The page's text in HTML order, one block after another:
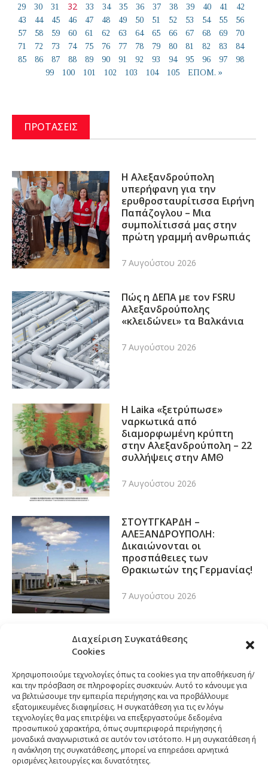
Διαχείριση Συγκατάθεσης
Cookies
Χρησιμοποιούμε τεχνολογίες όπως τα cookies για την αποθήκευση ή/
και την πρόσβαση σε πληροφορίες συσκευών. Αυτό το κάνουμε για
να βελτιώσουμε την εμπειρία περιήγησης και να προβάλλουμε
εξατομικευμένες διαφημίσεις. Η συγκατάθεση για τις εν λόγω
τεχνολογίες θα μας επιτρέψει να επεξεργαστούμε δεδομένα
προσωπικού χαρακτήρα, όπως συμπεριφορά περιήγησης ή
μοναδικά αναγνωριστικά σε αυτόν τον ιστότοπο. Η μη συγκατάθεση ή
η ανάκληση της συγκατάθεσης, μπορεί να επηρεάσει αρνητικά
ορισμένες λειτουργίες και δυνατότητες.
29
30 31 32 33 34 35 36 37 38 39 40 41
42
43
44 45 46 47 48 49 50 51 52 53 54 55
56
57
58 59 60 61 62 63 64 65 66 67 68 69
70
71
72 73 74 75 76 77 78 79 80 81 82 83
84
85
86 87 88 89 90 91 92 93 94 95 96 97
98
99
100 101 102 103 104 105 ΕΠΟΜ. »
ΠΡΟΤΑΣΕΙΣ
Η Αλεξανδρούπολη
υπερήφανη για την
ερυθροσταυρίτισσα Ειρήνη
Παπάζογλου – Μια
συμπολίτισσά μας στην
πρώτη γραμμή ανθρωπιάς
7 Αυγούστου 2026
Πώς η ΔΕΠΑ με τον FSRU
Αλεξανδρούπολης
«κλειδώνει» τα Βαλκάνια
7 Αυγούστου 2026
Η Laika «ξετρύπωσε»
ναρκωτικά από
διαμορφωμένη κρύπτη
στην Αλεξανδρούπολη – 22
συλλήψεις στην ΑΜΘ
7 Αυγούστου 2026
ΣΤΟΥΤΓΚΑΡΔΗ –
ΑΛΕΞΑΝΔΡΟΥΠΟΛΗ:
Δικαιώνονται οι
προσπάθειες των
Θρακιωτών της Γερμανίας!
7 Αυγούστου 2026